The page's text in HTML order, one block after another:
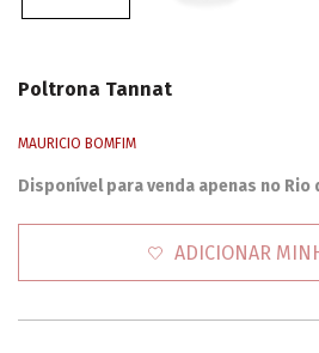
Poltrona Tannat
MAURICIO BOMFIM
Disponível para venda apenas no Rio
ADICIONAR